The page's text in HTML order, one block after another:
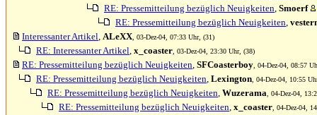
RE: Pressemitteilung bezüglich Neuigkeiten, Smoerf
RE: Pressemitteilung bezüglich Neuigkeiten,
Interessanter Artikel, ALeXX , 03-Dez-04, 07:33 Uhr, (31)
RE: Interessanter Artikel, x_coaster , 03-Dez-04, 23:30 Uhr, (38)
RE: Pressemitteilung bezüglich Neuigkeiten, SFCoasterboy , 04-Dez-04, 08:57
RE: Pressemitteilung bezüglich Neuigkeiten, Lexington , 04-Dez-04, 10:55
RE: Pressemitteilung bezüglich Neuigkeiten, Wuzerama , 04-Dez-04,
RE: Pressemitteilung bezüglich Neuigkeiten, x_coaster , 04-Dez-04,